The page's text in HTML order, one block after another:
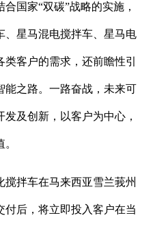
国家“双碳”战略的实施，
、星马混电搅拌车、星马电
客户的需求，还前瞻性引
能之路。一路奋战，未来可
及创新，以客户为中心，
拌车在马来西亚雪兰莪州
付后，将立即投入客户在当